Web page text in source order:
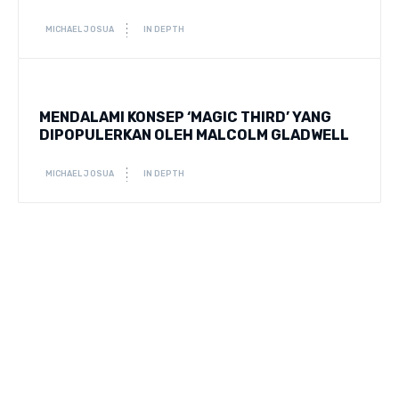
MICHAEL JOSUA IN DEPTH
MENDALAMI KONSEP ‘MAGIC THIRD’ YANG
DIPOPULERKAN OLEH MALCOLM GLADWELL
MICHAEL JOSUA IN DEPTH